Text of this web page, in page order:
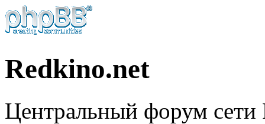
Redkino.net
Центральный форум сети